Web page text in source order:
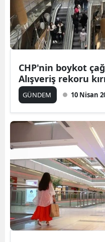
CHP'nin boykot
Alışveriş rekoru
GÜNDEM 10 Nisan